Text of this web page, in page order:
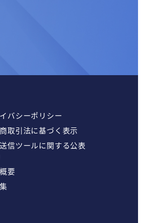
バシーポリシー
取引法に基づく表示
信ツールに関する公表
要